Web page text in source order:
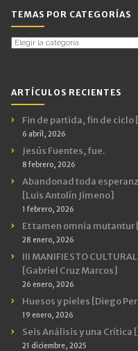
TEMAS POR CATEGORÍAS
Temas
ARTÍCULOS RECIENTES
Fin de partida, fin de ciclo
6 abril, 2026
Jesús Fuentes, fue.
8 febrero, 2026
Abandonad toda
[Luis Antolín Jimeno]
1 febrero, 2026
Et tamen omnia mutantur
28 enero, 2026
III MANIFIESTO
[Gabriel Cruz Marcos]
26 enero, 2026
Huesos y pieles [Diego
19 enero, 2026
Seis Análisis y una Crítica
21 diciembre, 2025